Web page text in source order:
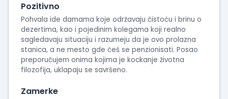
Pozitivno
Pohvala ide damama koje održavaju čistoću i brinu o
dezertima, kao i pojedinim kolegama koji realno
sagledavaju situaciju i razumeju da je ovo prolazna
stanica, a ne mesto gde ćeš se penzionisati. Posao
preporučujem onima kojima je kockanje životna
filozofija, uklapaju se savršeno.​​​​​​​​​​​​​​​​
Zamerke